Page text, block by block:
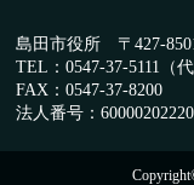
島田市役所 〒427-
TEL：0547-37-5111（代
FAX：0547-37-8200
法人番号：